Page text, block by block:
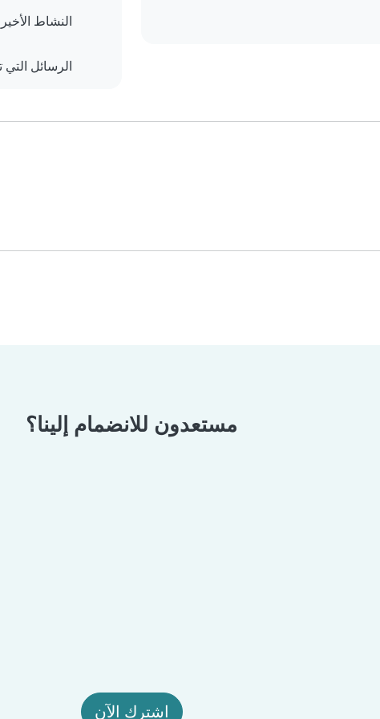
النشاط الأخير
الرسائل التي
مستعدون للانضمام إلينا؟
اشترك الآن